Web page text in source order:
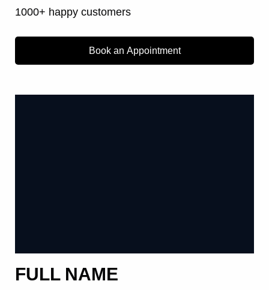
1000+ happy customers
Book an Appointment
FULL NAME